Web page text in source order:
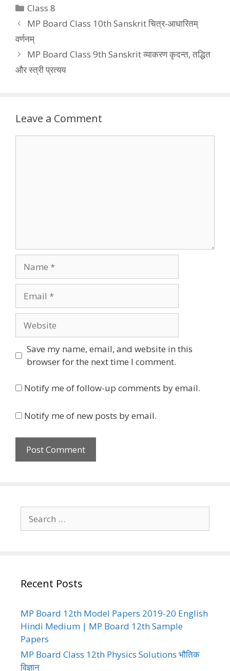
Categories
Class 8
MP Board Class 10th Sanskrit चित्र-आधारितम्
वर्णनम्
MP Board Class 9th Sanskrit व्याकरण कृदन्त, तद्धित
और स्त्री प्रत्यय
Leave a Comment
Save my name, email, and website in this
browser for the next time I comment.
Notify me of follow-up comments by email.
Notify me of new posts by email.
for:
Recent Posts
MP Board 12th Model Papers 2019-20 English
Hindi Medium | MP Board 12th Sample
Papers
MP Board Class 12th Physics Solutions भौतिक
विज्ञान